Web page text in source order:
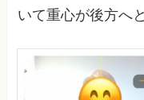
いて重心が後方へ